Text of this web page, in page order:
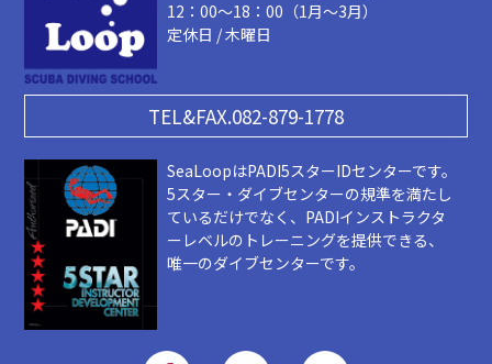
12：00～18：00（1月～3月）
定休日 / 木曜日
TEL&FAX.082-879-1778
SeaLoopはPADI5スターIDセンターです。
5スター・ダイブセンターの規準を満たし
ているだけでなく、PADIインストラクタ
ーレベルのトレーニングを提供できる、
唯一のダイブセンターです。